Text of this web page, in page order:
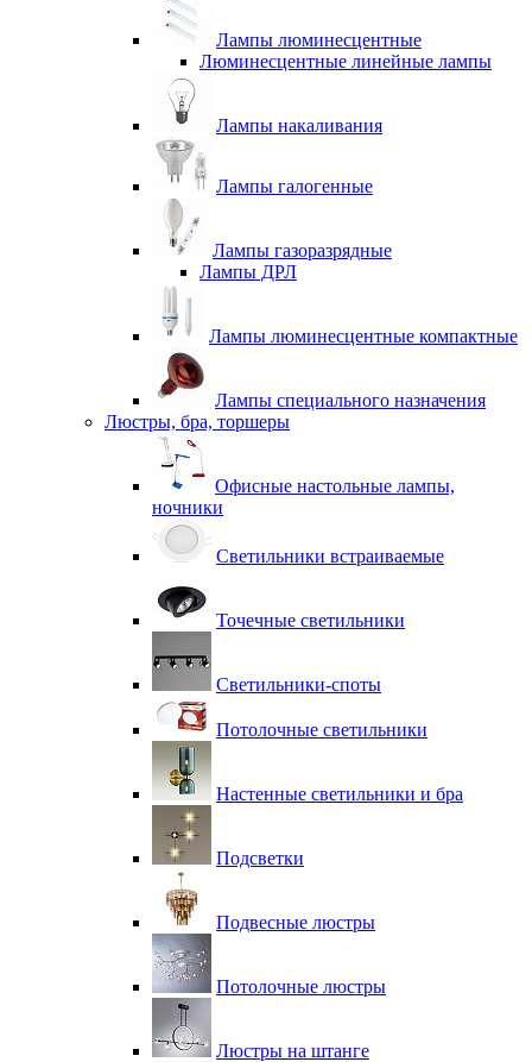
Лампы люминесцентные
Люминесцентные линейные лампы
Лампы накаливания
Лампы галогенные
Лампы газоразрядные
Лампы ДРЛ
Лампы люминесцентные компактные
Лампы специального назначения
Люстры, бра, торшеры
Офисные настольные лампы,
ночники
Светильники встраиваемые
Точечные светильники
Светильники-споты
Потолочные светильники
Настенные светильники и бра
Подсветки
Подвесные люстры
Потолочные люстры
Люстры на штанге